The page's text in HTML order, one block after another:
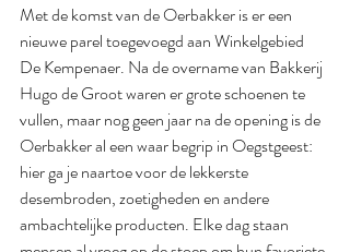
Met de komst van de Oerbakker is er een
nieuwe parel toegevoegd aan Winkelgebied
De Kempenaer. Na de overname van Bakkerij
Hugo de Groot waren er grote schoenen te
vullen, maar nog geen jaar na de opening is de
Oerbakker al een waar begrip in Oegstgeest:
hier ga je naartoe voor de lekkerste
desembroden, zoetigheden en andere
ambachtelijke producten. Elke dag staan